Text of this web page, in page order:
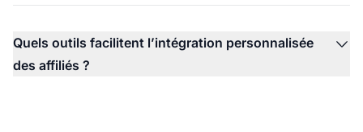
Quels outils facilitent l’intégration personnalisée
des affiliés ?